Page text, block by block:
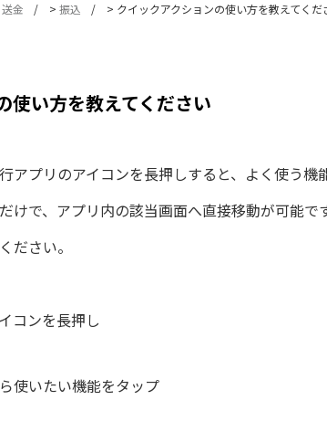
金 > 振込 > クイックアクションの使い方を教えてくだ
使い方を教えてください
アプリのアイコンを長押しすると、よく使う機
けで、アプリ内の該当画面へ直接移動が可能です
ださい。
コンを長押し
使いたい機能をタップ